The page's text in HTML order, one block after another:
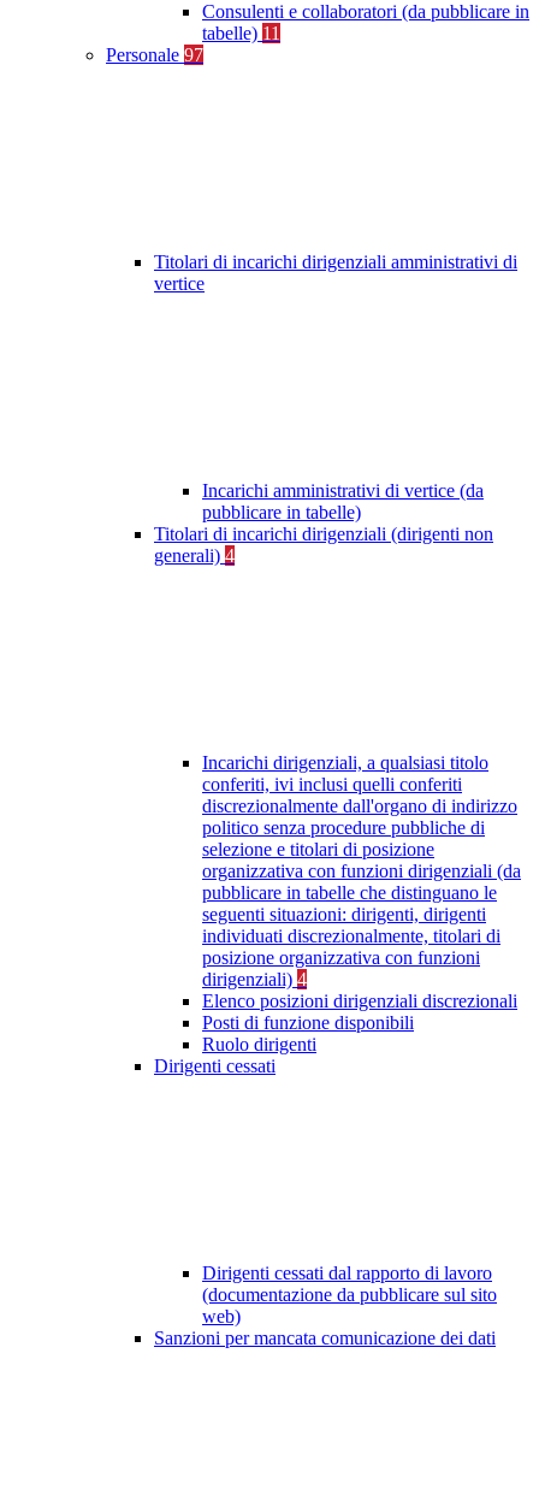
Consulenti e collaboratori (da pubblicare in
tabelle) 11
Personale 97
Titolari di incarichi dirigenziali amministrativi di
vertice
Incarichi amministrativi di vertice (da
pubblicare in tabelle)
Titolari di incarichi dirigenziali (dirigenti non
generali) 4
Incarichi dirigenziali, a qualsiasi titolo
conferiti, ivi inclusi quelli conferiti
discrezionalmente dall'organo di indirizzo
politico senza procedure pubbliche di
selezione e titolari di posizione
organizzativa con funzioni dirigenziali (da
pubblicare in tabelle che distinguano le
seguenti situazioni: dirigenti, dirigenti
individuati discrezionalmente, titolari di
posizione organizzativa con funzioni
dirigenziali) 4
Elenco posizioni dirigenziali discrezionali
Posti di funzione disponibili
Ruolo dirigenti
Dirigenti cessati
Dirigenti cessati dal rapporto di lavoro
(documentazione da pubblicare sul sito
web)
Sanzioni per mancata comunicazione dei dati